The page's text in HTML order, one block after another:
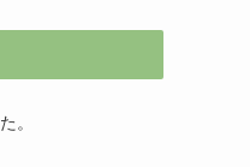
。